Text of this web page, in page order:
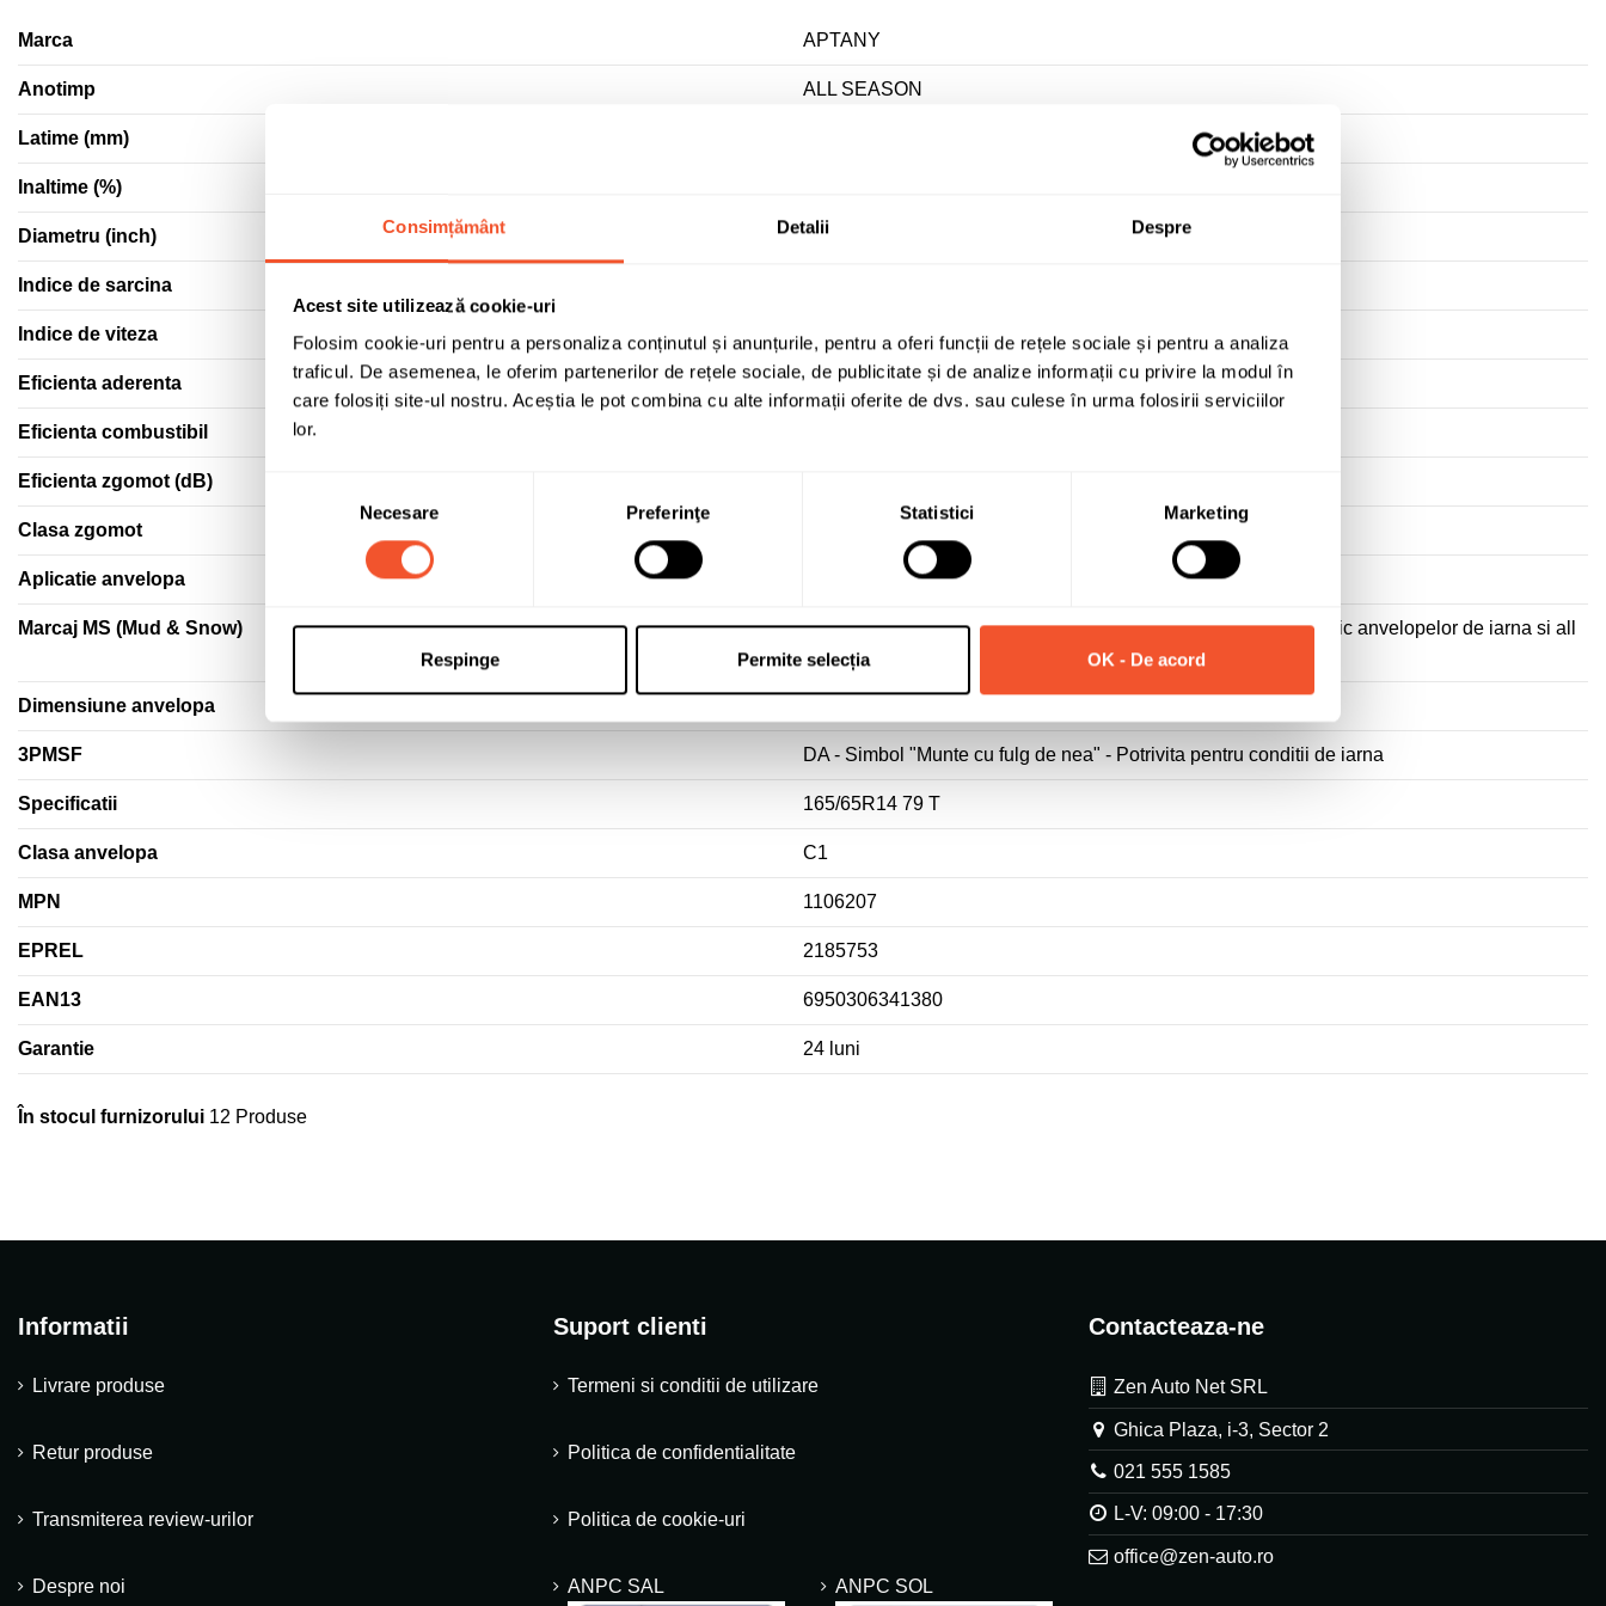
Consimțământ Detalii Despre
Acest site utilizează cookie-uri
Folosim cookie-uri pentru a personaliza conținutul și anunțurile, pentru a oferi funcții de rețele sociale și pentru a analiza
traficul. De asemenea, le oferim partenerilor de rețele sociale, de publicitate și de analize informații cu privire la modul în
care folosiți site-ul nostru. Aceștia le pot combina cu alte informații oferite de dvs. sau culese în urma folosirii serviciilor
lor.
consimțământului
Necesare Preferinţe Statistici Marketing
Respinge Permite selecția OK - De acord
Marca APTANY
Anotimp ALL SEASON
Latime (mm)
Inaltime (%)
Diametru (inch) 14
Indice de sarcina
Indice de viteza T - max 190 km/h
Eficienta aderenta D
Eficienta combustibil
Eficienta zgomot (dB)
Clasa zgomot
Aplicatie anvelopa
Marcaj MS (Mud & Snow)
DA - Anvelopa pentru utilizare pe noroi si zapada, marcaj specific anvelopelor de iarna si all
season
Dimensiune anvelopa
3PMSF DA - Simbol "Munte cu fulg de nea" - Potrivita pentru conditii de iarna
Specificatii 165/65R14 79 T
Clasa anvelopa C1
MPN 1106207
EPREL 2185753
EAN13 6950306341380
Garantie 24 luni
În stocul furnizorului 12 Produse
Informatii
Livrare produse
Retur produse
Transmiterea review-urilor
Despre noi
Suport clienti
Termeni si conditii de utilizare
Politica de confidentialitate
Politica de cookie-uri
ANPC SAL ANPC SOL
Contacteaza-ne
Zen Auto Net SRL
Ghica Plaza, i-3, Sector 2
021 555 1585
L-V: 09:00 - 17:30
office@zen-auto.ro